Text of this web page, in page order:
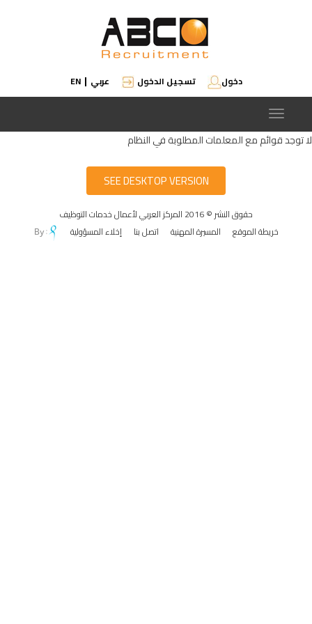
دخول تسجيل الدخول عربي |
EN
Toggle
navigation
لا توجد قوائم مع المعلمات المطلوبة في النظام
SEE DESKTOP VERSION
حقوق النشر © 2016 المركز العربي لأعمال خدمات التوظيف
خريطة الموقع
المسيرة المهنية اتصل بنا إخلاء المسؤولية